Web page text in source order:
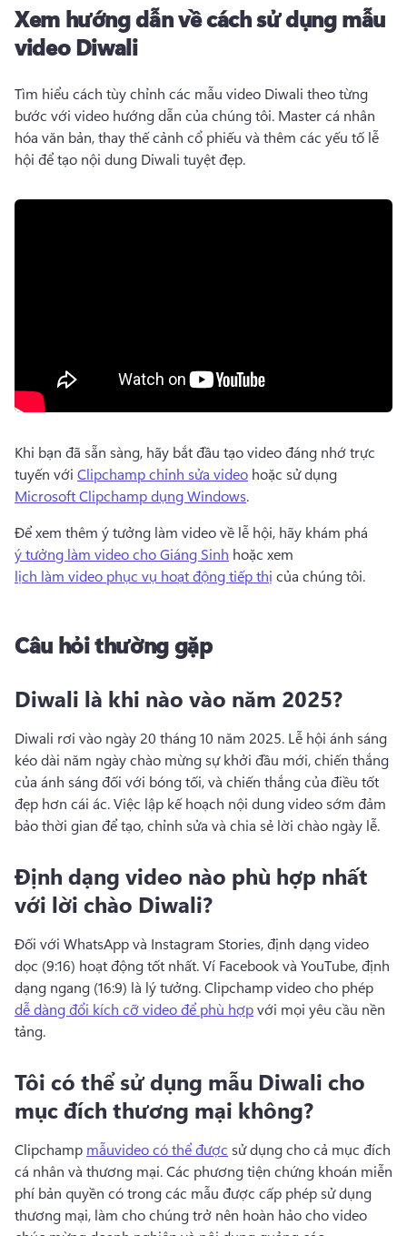
Xem hướng dẫn về cách sử dụng mẫu
video Diwali
Tìm hiểu cách tùy chỉnh các mẫu video Diwali theo từng
bước với video hướng dẫn của chúng tôi. Master cá nhân
hóa văn bản, thay thế cảnh cổ phiếu và thêm các yếu tố lễ
hội để tạo nội dung Diwali tuyệt đẹp.
Khi bạn đã sẵn sàng, hãy bắt đầu tạo video đáng nhớ trực
tuyến với Clipchamp chỉnh sửa video hoặc sử dụng
Microsoft Clipchamp dụng Windows.
Để xem thêm ý tưởng làm video về lễ hội, hãy khám phá
ý tưởng làm video cho Giáng Sinh hoặc xem
lịch làm video phục vụ hoạt động tiếp thị của chúng tôi.
Câu hỏi thường gặp
Diwali là khi nào vào năm 2025?
Diwali rơi vào ngày 20 tháng 10 năm 2025. Lễ hội ánh sáng
kéo dài năm ngày chào mừng sự khởi đầu mới, chiến thắng
của ánh sáng đối với bóng tối, và chiến thắng của điều tốt
đẹp hơn cái ác. Việc lập kế hoạch nội dung video sớm đảm
bảo thời gian để tạo, chỉnh sửa và chia sẻ lời chào ngày lễ.
Định dạng video nào phù hợp nhất
với lời chào Diwali?
Đối với WhatsApp và Instagram Stories, định dạng video
dọc (9:16) hoạt động tốt nhất. Ví Facebook và YouTube, định
dạng ngang (16:9) là lý tưởng. Clipchamp video cho phép
dễ dàng đổi kích cỡ video để phù hợp với mọi yêu cầu nền
tảng.
Tôi có thể sử dụng mẫu Diwali cho
mục đích thương mại không?
Clipchamp mẫuvideo có thể được sử dụng cho cả mục đích
cá nhân và thương mại. Các phương tiện chứng khoán miễn
phí bản quyền có trong các mẫu được cấp phép sử dụng
thương mại, làm cho chúng trở nên hoàn hảo cho video